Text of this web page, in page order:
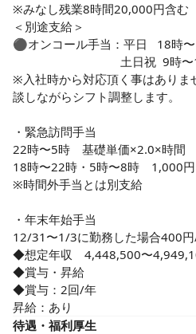
※みなし残業8時間20,000円含む
＜別途支給＞
⚫︎オンコール手当：平日   18時
土日祝  9時〜18時
※入社時から対応頂く事はありま
談しながらシフト調整します。
・緊急訪問手当
22時〜5時　基礎単価×2.0×時間
18時〜22時・5時〜8時　1,000
※時間外手当とは別支給
・年末年始手当
12/31〜1/3に勤務した場合400
◆想定年収　4,448,500〜
◆賞与・昇給
◆賞与：2回/年
昇給：あり
待遇・福利厚生